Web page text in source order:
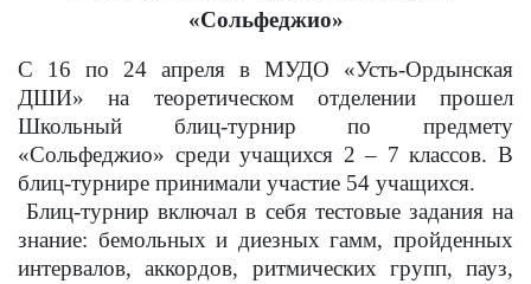
«Сольфеджио»
С 16 по 24 апреля в МУДО «Усть-Ордынская
ДШИ» на теоретическом отделении прошел
Школьный блиц-турнир по предмету
«Сольфеджио» среди учащихся 2 – 7 классов. В
блиц-турнире принимали участие 54 учащихся.
Блиц-турнир включал в себя тестовые задания на
знание: бемольных и диезных гамм, пройденных
интервалов, аккордов, ритмических групп, пауз,